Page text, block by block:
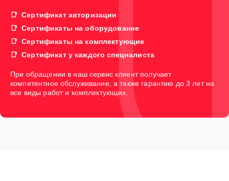
Сертификат авторизации
Сертификаты на оборудование
Сертификаты на комплектующие
Сертификат у каждого специалиста
При обращении в наш сервис клиент получает
компетентное обслуживание, а также гарантию до 3 лет на
все виды работ и комплектующих.